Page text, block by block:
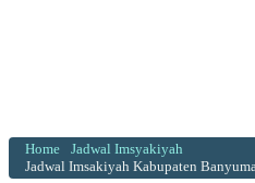
Home
Jadwal Imsyakiyah
Jadwal Imsakiyah Kabupaten